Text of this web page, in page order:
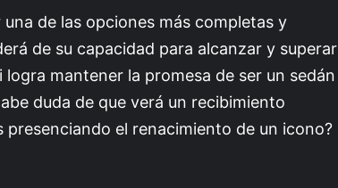
de las opciones más completas y
de su capacidad para alcanzar y superar
mantener la promesa de ser un sedán
duda de que verá un recibimiento
el renacimiento de un icono?